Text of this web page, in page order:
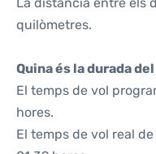
quilòmetres.
Quina és la durada
El temps de vol
hores.
El temps de vol real